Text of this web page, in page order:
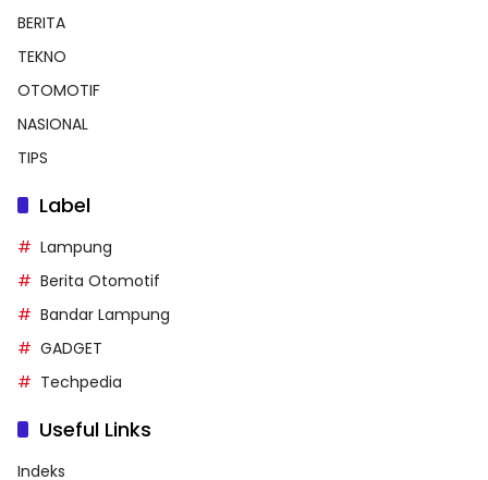
BERITA
TEKNO
OTOMOTIF
NASIONAL
TIPS
Label
Lampung
Berita Otomotif
Bandar Lampung
GADGET
Techpedia
Useful Links
Indeks